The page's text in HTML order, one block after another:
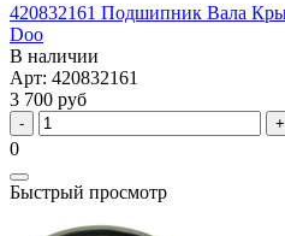
420832161 Подшипник Вала
Doo
В наличии
Арт: 420832161
3 700 руб
0
Быстрый просмотр